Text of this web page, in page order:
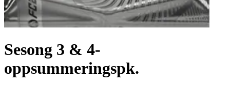
Sesong 3 & 4-
oppsummeringspk.